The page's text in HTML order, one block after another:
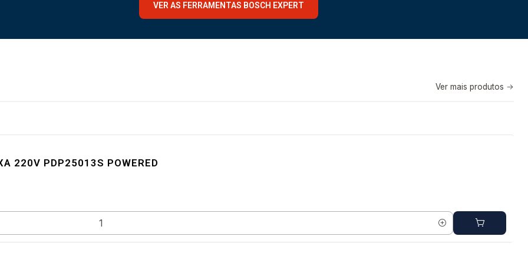
VER AS FERRAMENTAS BOSCH EXPERT
Ver mais produtos
220V PDP25013S POWERED